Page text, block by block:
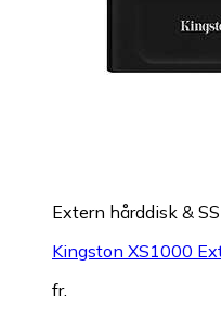
Extern hårddisk &
Kingston XS1000
fr.